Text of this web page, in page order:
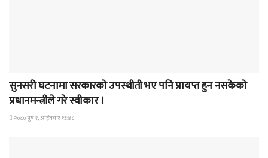
सुनसरी घटनामा सरकारको उपस्थीती भए पनि प्रायप्त हुन नसकेको
प्रधानमन्त्रीले गरे स्वीकार ।
२०८० पुष १, आईतवार १३:४८